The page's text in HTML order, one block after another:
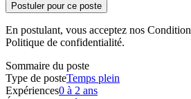
Postuler pour ce poste
En postulant, vous acceptez nos
Politique de confidentialité.
Sommaire du poste
Type de posteTemps plein
Expériences0 à 2 ans